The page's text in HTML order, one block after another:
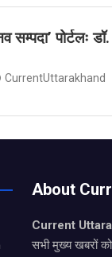
सम्पदा’ पोर्टलः
CurrentUttarakhand
About
Current
सभी मुख्य खबरों